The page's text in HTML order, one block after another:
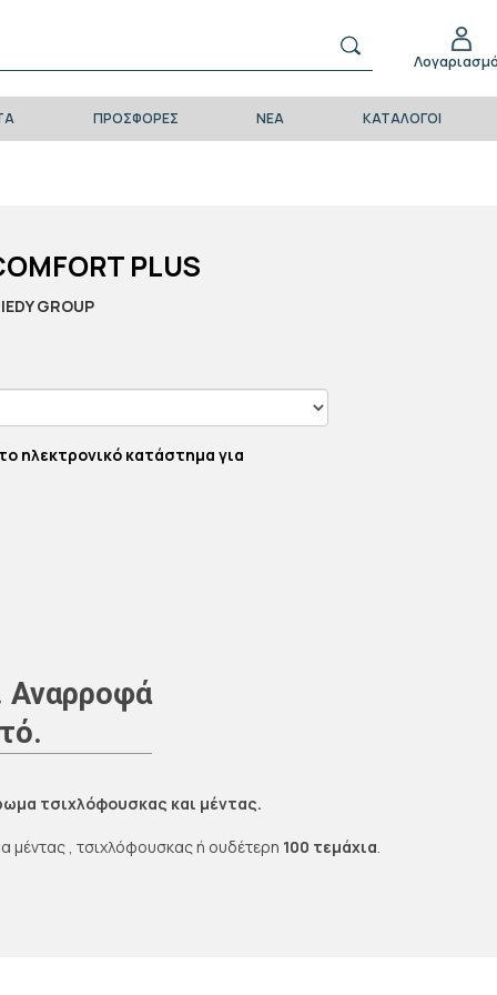
ΠΡΟΣΦΟΡΕΣ ΝΕΑ ΚΑΤΑΛΟΓΟΙ
PLUS
GROUP
ηλεκτρονικό κατάστημα για
Αναρροφά
τσιχλόφουσκας και μέντας.
µέντας , τσιχλόφουσκας ή ουδέτερη 100 τεµάχια.